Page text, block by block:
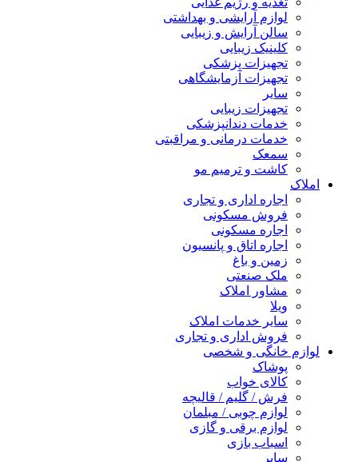
لوازم آرایشی و بهداشتی
سالن آرایش و زیبایی
کلینیک زیبایی
تجهیزات پزشکی
تجهیزات آزمایشگاهی
سایر
تجهیزات زیبایی
خدمات دندانپزشکی
خدمات درمانی و مراقبتی
سمعک
کاشت و ترمیم مو
املاک
اجاره اداری و تجاری
فروش مسکونی
اجاره مسکونی
اجاره اتاق و پانسیون
زمین و باغ
ملک صنعتی
مشاور املاک
ویلا
سایر خدمات املاک
فروش اداری و تجاری
لوازم خانگی و شخصی
پوشاک
کالای خواب
فرش / گلیم / قالیچه
لوازم چوبی / مبلمان
لوازم برقی و گازی
اسباب بازی
سایر